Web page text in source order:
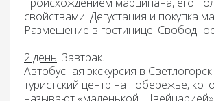
свойствами. Дегустация и покупка
Размещение в гостинице.
2 день: Завтрак.
Автобусная экскурсия в Светлогорск
туристский центр на побережье,